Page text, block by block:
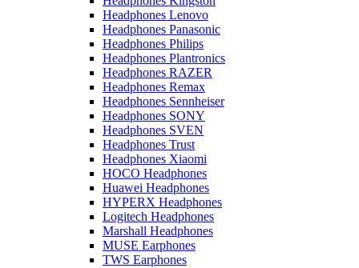
Headphones Lenovo
Headphones Panasonic
Headphones Philips
Headphones Plantronics
Headphones RAZER
Headphones Remax
Headphones Sennheiser
Headphones SONY
Headphones SVEN
Headphones Trust
Headphones Xiaomi
HOCO Headphones
Huawei Headphones
HYPERX Headphones
Logitech Headphones
Marshall Headphones
MUSE Earphones
TWS Earphones